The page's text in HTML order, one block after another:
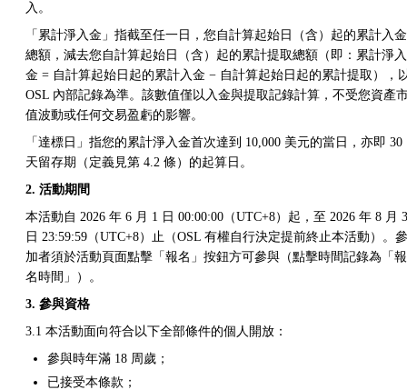
入。
「累計淨入金」指截至任一日，您自計算起始日（含）起的累計入金
總額，減去您自計算起始日（含）起的累計提取總額（即：累計淨入
金 = 自計算起始日起的累計入金 − 自計算起始日起的累計提取），
OSL 內部記錄為準。該數值僅以入金與提取記錄計算，不受您資產
值波動或任何交易盈虧的影響。
「達標日」指您的累計淨入金首次達到 10,000 美元的當日，亦即 30
天留存期（定義見第 4.2 條）的起算日。
2. 活動期間
本活動自 2026 年 6 月 1 日 00:00:00（UTC+8）起，至 2026 年 8 月
日 23:59:59（UTC+8）止（OSL 有權自行決定提前終止本活動）。參
加者須於活動頁面點擊「報名」按鈕方可參與（點擊時間記錄為「報
名時間」）。
3. 參與資格
3.1 本活動面向符合以下全部條件的個人開放：
參與時年滿 18 周歲；
已接受本條款；